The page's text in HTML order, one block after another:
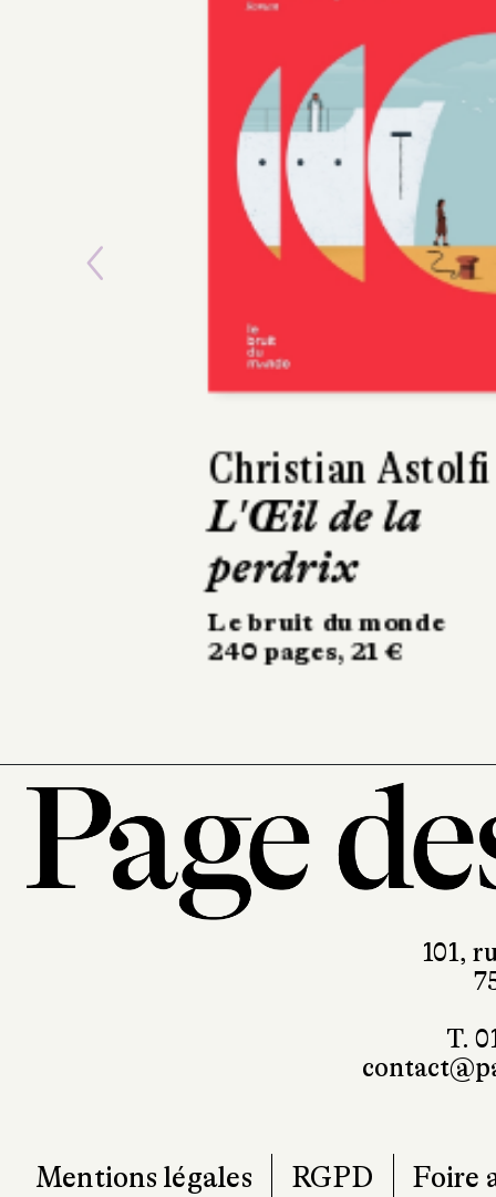
Jean-Marc
Prescriptions
Stock
234 pages, 20 €
Previous
101,
T.
Mentions légales RGPD Foire